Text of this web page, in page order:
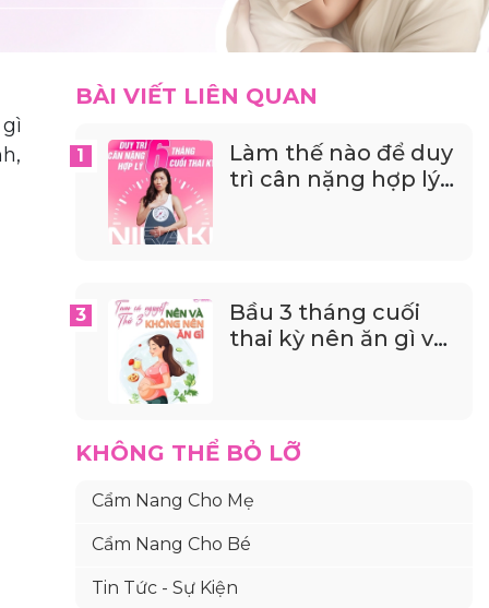
BÀI VIẾT LIÊN QUAN
Làm thế nào để duy
trì cân nặng hợp lý
Bầu 3 tháng cuối
thai kỳ nên ăn gì và
KHÔNG THỂ BỎ LỠ
Cẩm Nang Cho Mẹ
Cẩm Nang Cho Bé
Tin Tức - Sự Kiện